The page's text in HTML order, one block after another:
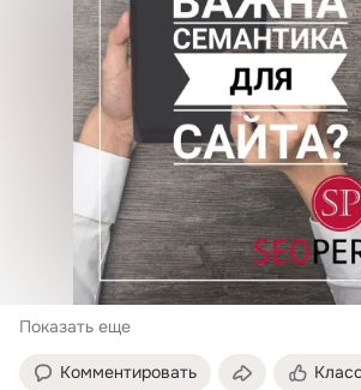
Показать еще
Комментировать Класс